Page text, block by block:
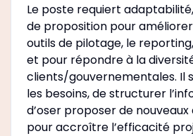
Le poste requiert
de proposition pour
outils de pilotage, le reporting,
et pour répondre à la
clients/gouvernementales. Il
les besoins, de structurer
d’oser proposer de nouveaux
pour accroître l’efficacité